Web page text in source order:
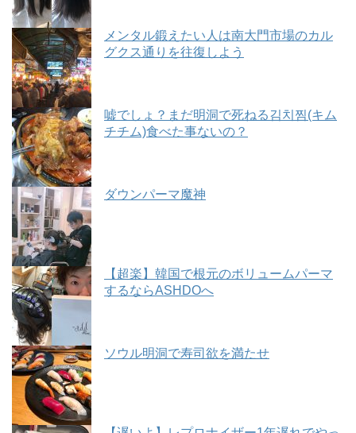
メンタル鍛えたい人は南大門市場のカル
グクス通りを往復しよう
嘘でしょ？まだ明洞で死ねる김치찜(キム
チチム)食べた事ないの？
ダウンパーマ魔神
【超楽】韓国で根元のボリュームパーマ
するならASHDOへ
ソウル明洞で寿司欲を満たせ